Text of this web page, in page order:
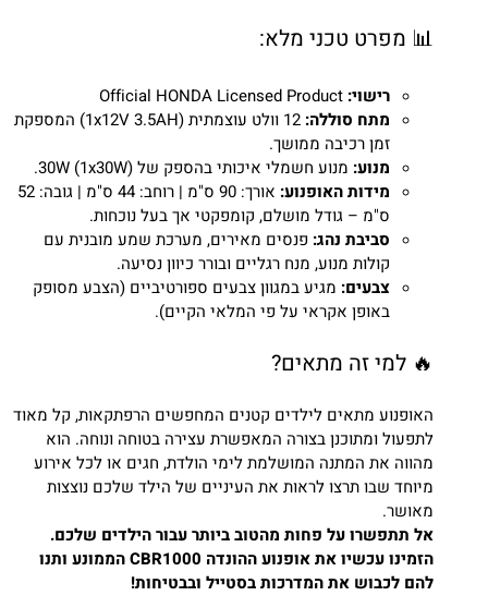
📊 מפרט טכני מלא:
רישוי:
מתח סוללה:
12 וולט עוצמתית (1x12V 3.5AH) המספקת
זמן רכיבה ממושך.
מנוע: מנוע חשמלי איכותי בהספק של 30W (1x30W).
מידות האופנוע:
אורך: 90 ס"מ | רוחב: 44 ס"מ | גובה: 52
ס"מ – גודל מושלם, קומפקטי אך בעל נוכחות.
סביבת נהג: פנסים מאירים, מערכת שמע מובנית עם
קולות מנוע, מנח רגליים ובורר כיוון נסיעה.
צבעים: מגיע במגוון צבעים ספורטיביים (הצבע מסופק
באופן אקראי על פי המלאי הקיים).
🔥 למי זה מתאים?
האופנוע מתאים לילדים קטנים המחפשים הרפתקאות, קל מאוד
לתפעול ומתוכנן בצורה המאפשרת עצירה בטוחה ונוחה. הוא
מהווה את המתנה המושלמת לימי הולדת, חגים או לכל אירוע
מיוחד שבו תרצו לראות את העיניים של הילד שלכם נוצצות
מאושר.
אל תתפשרו על פחות מהטוב ביותר עבור הילדים שלכם.
הזמינו עכשיו את אופנוע ההונדה CBR1000 הממונע ותנו
להם לכבוש את המדרכות בסטייל ובבטיחות!